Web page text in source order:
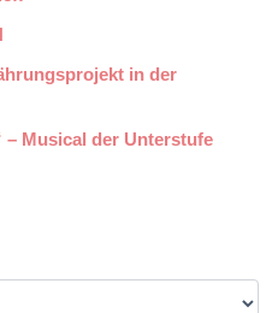
in der
– Musical der Unterstufe